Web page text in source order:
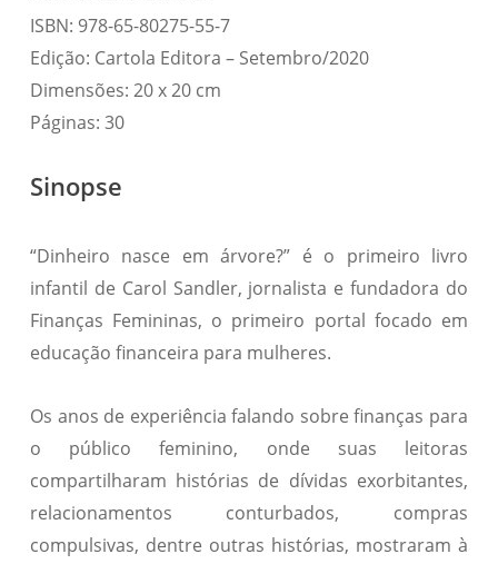
ISBN: 978-65-80275-55-7
Edição: Cartola Editora – Setembro/2020
Dimensões: 20 x 20 cm
Páginas: 30
Sinopse
“Dinheiro nasce em árvore?” é o primeiro livro
infantil de Carol Sandler, jornalista e fundadora do
Finanças Femininas, o primeiro portal focado em
educação financeira para mulheres.
Os anos de experiência falando sobre finanças para
o público feminino, onde suas leitoras
compartilharam histórias de dívidas exorbitantes,
relacionamentos conturbados, compras
compulsivas, dentre outras histórias, mostraram à